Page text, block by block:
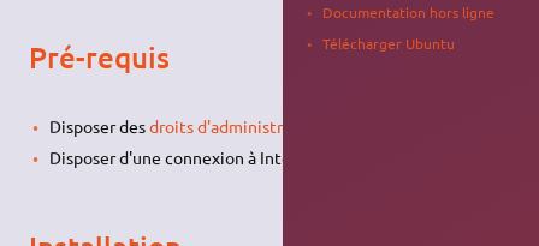
Pré-requis
Disposer desdroits d'administration
Disposer d'une connexion à Internet configurée et activée
Documentation hors ligne
Télécharger Ubuntu